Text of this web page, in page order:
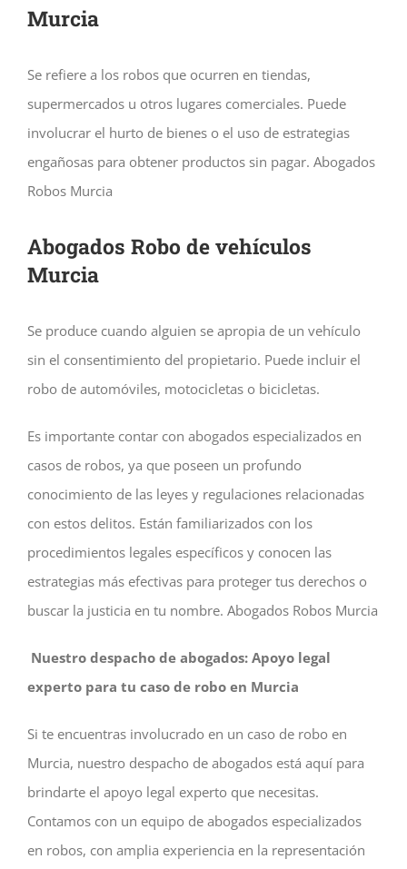
Murcia
Se refiere a los robos que ocurren en tiendas,
supermercados u otros lugares comerciales. Puede
involucrar el hurto de bienes o el uso de estrategias
engañosas para obtener productos sin pagar. Abogados
Robos Murcia
Abogados Robo de vehículos
Murcia
Se produce cuando alguien se apropia de un vehículo
sin el consentimiento del propietario. Puede incluir el
robo de automóviles, motocicletas o bicicletas.
Es importante contar con abogados especializados en
casos de robos, ya que poseen un profundo
conocimiento de las leyes y regulaciones relacionadas
con estos delitos. Están familiarizados con los
procedimientos legales específicos y conocen las
estrategias más efectivas para proteger tus derechos o
buscar la justicia en tu nombre. Abogados Robos Murcia
Nuestro despacho de abogados: Apoyo legal
experto para tu caso de robo en Murcia
Si te encuentras involucrado en un caso de robo en
Murcia, nuestro despacho de abogados está aquí para
brindarte el apoyo legal experto que necesitas.
Contamos con un equipo de abogados especializados
en robos, con amplia experiencia en la representación